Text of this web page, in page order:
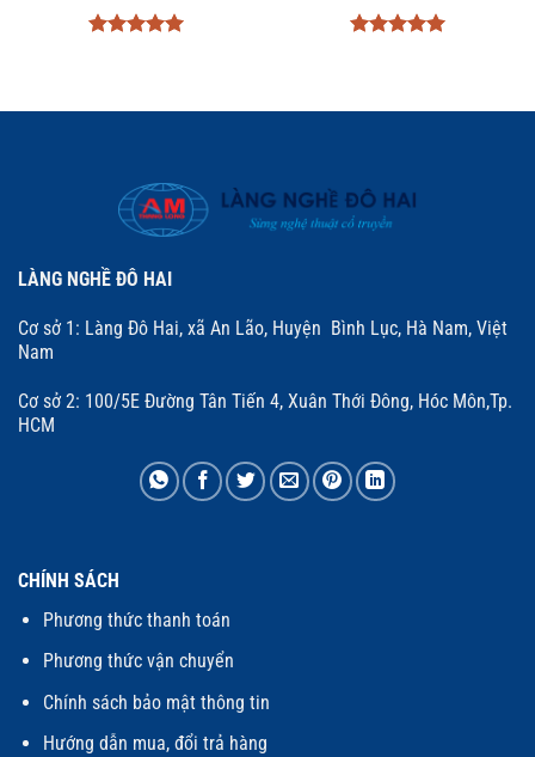
LÀNG NGHỀ ĐÔ HAI
Cơ sở 1: Làng Đô Hai, xã An Lão, Huyện Bình Lục, Hà Nam, Việt
Nam
Cơ sở 2: 100/5E Đường Tân Tiến 4, Xuân Thới Đông, Hóc Môn,Tp.
HCM
CHÍNH SÁCH
Phương thức thanh toán
Phương thức vận chuyển
Chính sách bảo mật thông tin
Hướng dẫn mua, đổi trả hàng